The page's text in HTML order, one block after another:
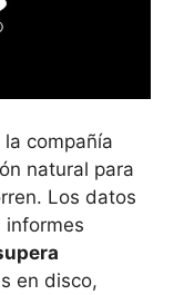
compañía
natural para
Los datos
informes
en disco,